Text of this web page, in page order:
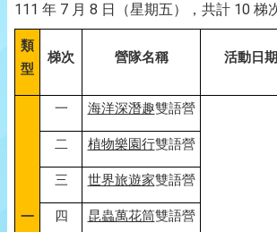
111 年 7 月 8 日（星期五），共計 10 梯
類
型
梯次 營隊名稱 活動日期
一
一 海洋深潛趣雙語營
二 植物樂園行雙語營
三 世界旅遊家雙語營
四 昆蟲萬花筒雙語營